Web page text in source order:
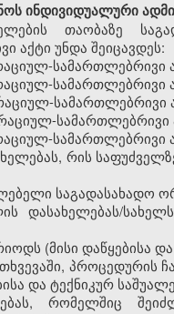
ინდივიდუალური
თაობაზე
აქტი უნდა შეიცავდეს:
-სამართლებრივი
-სამართლებრივი
-სამართლებრივი
-სამართლებრივი
-სამართლებრივი
, რის
საგადასახადო
დასახელებას/სახელს
(მისი დაწყებისა და
, პროცედურის
და ტექნიკურ
, რომელშიც